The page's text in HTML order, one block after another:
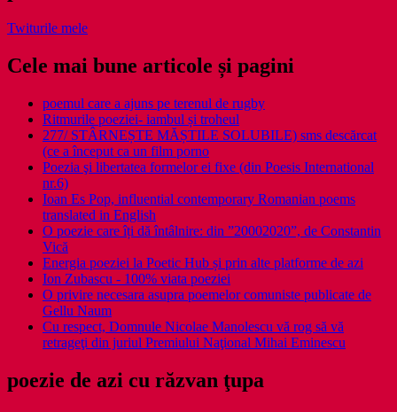
Twiturile mele
Cele mai bune articole și pagini
poemul care a ajuns pe terenul de rugby
Ritmurile poeziei- iambul și troheul
277/ STÂRNEȘTE MĂȘTILE SOLUBILE) sms descărcat
(ce a început ca un film porno
Poezia şi libertatea formelor ei fixe (din Poesis International
nr.6)
Ioan Es Pop, influential contemporary Romanian poems
translated in English
O poezie care îți dă întâlnire: din ”20002020”, de Constantin
Vică
Energia poeziei la Poetic Hub și prin alte platforme de azi
Ion Zubascu - 100% viata poeziei
O privire necesara asupra poemelor comuniste publicate de
Gellu Naum
Cu respect, Domnule Nicolae Manolescu vă rog să vă
retrageţi din juriul Premiului Naţional Mihai Eminescu
poezie de azi cu răzvan ţupa